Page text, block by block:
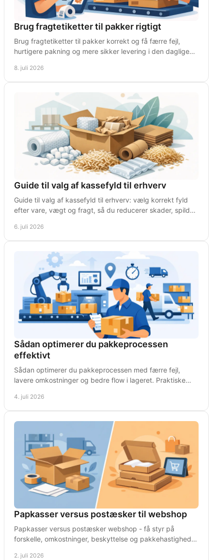
Brug fragtetiketter til pakker rigtigt
Brug fragtetiketter til pakker korrekt og få færre fejl,
hurtigere pakning og mere sikker levering i den daglige
8. juli 2026
Guide til valg af kassefyld til erhverv
Guide til valg af kassefyld til erhverv: vælg korrekt fyld
efter vare, vægt og fragt, så du reducerer skader, spild
6. juli 2026
Sådan optimerer du pakkeprocessen
effektivt
Sådan optimerer du pakkeprocessen med færre fejl,
lavere omkostninger og bedre flow i lageret. Praktiske
4. juli 2026
Papkasser versus postæsker til webshop
Papkasser versus postæsker webshop - få styr på
forskelle, omkostninger, beskyttelse og pakkehastighed,
2. juli 2026